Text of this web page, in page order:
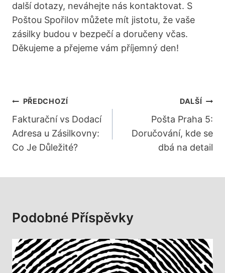
další dotazy, neváhejte nás kontaktovat. S
Poštou Spořilov⁣ můžete mít jistotu, že vaše
zásilky budou⁤ v bezpečí a doručeny včas.
Děkujeme a přejeme vám příjemný den!
Navigace
Pro
Příspěvek
PŘEDCHOZÍ
Fakturační vs Dodací
Adresa u Zásilkovny:
Co Je Důležité?
DALŠÍ
Pošta Praha 5:
Doručování, kde se
dbá na detail
Podobné Příspěvky